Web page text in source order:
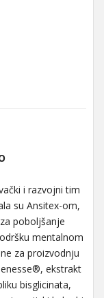
i razvojni tim
su Ansitex-om,
poboljšanje
mentalnom
za proizvodnju
ekstrakt
bisglicinata,